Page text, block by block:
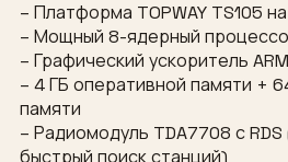
– Платформа TOPWAY TS105
– Мощный 8-ядерный
– Графический ускоритель
– 4 ГБ оперативной памяти +
памяти
– Радиомодуль TDA7708 с RDS
быстрый поиск станций)